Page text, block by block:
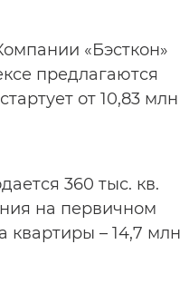
«Бэсткон»
предлагаются
от 10,83 млн
360 тыс. кв.
на первичном
квартиры – 14,7 млн